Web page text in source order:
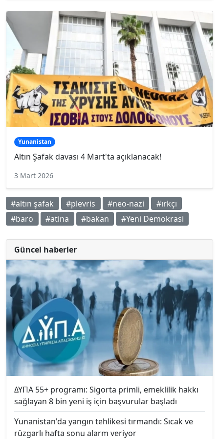
Yunanistan
Altın Şafak davası 4 Mart'ta açıklanacak!
3 Mart 2026
#altın şafak #plevris #neo-nazi
#ırkçı
#baro
#atina #bakan #Yeni Demokrasi
Güncel haberler
ΔΥΠΑ 55+ programı: Sigorta primli, emeklilik hakkı
sağlayan 8 bin yeni iş için başvurular başladı
Yunanistan'da yangın tehlikesi tırmandı: Sıcak ve
rüzgarlı hafta sonu alarm veriyor